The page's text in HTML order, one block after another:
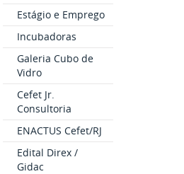
Estágio e Emprego
Incubadoras
Galeria Cubo de
Vidro
Cefet Jr.
Consultoria
ENACTUS Cefet/RJ
Edital Direx /
Gidac